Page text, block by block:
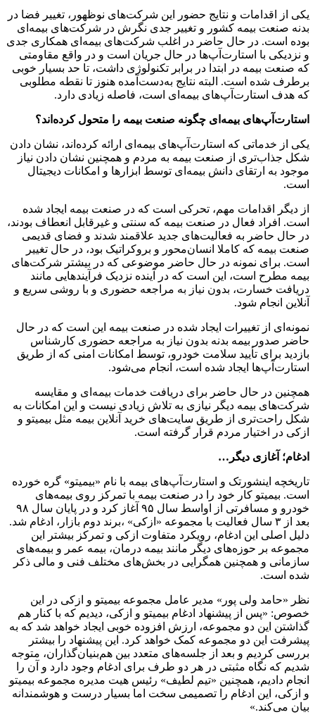
یکی از اقدامات و نتایج حضور این شرکت‌های نوظهور، تغییر فضا در
بدنه صنعت بیمه کشور و تغییر جدی نگرش در شرکت‌های بیمه‌ای
بوده است. در حال حاضر در اغلب شرکت‌های بیمه‌ای همکاری جدی
و نزدیکی با استارت‌آپ‌ها در حال جریان است و در واقع مقاومتی
که صنعت بیمه در ابتدا در برابر تکنولوژی داشت، تا حد بسیار خوبی
برطرف شده است. البته نتایج به‌دست‌آمده هنوز تا نقطه مطلوبی
که هدف استارت‌آپ‌های بیمه‌ای است، فاصله زیادی دارد.
استارت‌آپ‌های بیمه‌ای چگونه صنعت بیمه را متحول کرده‌اند؟
یکی از خدماتی که استارت‌آپ‌های بیمه‌ای ارائه کرده‌اند، نشان دادن
شکل جذاب‌تری از صنعت بیمه به مردم و همچنین نشان دادن نیاز
موجود به ارتقای دانش بیمه‌ای توسط ابزارها و امکانات دیجیتال
است.
از دیگر اقدامات مهم، تحرکی است که در صنعت بیمه ایجاد شده
است. افراد فعال در صنعت بیمه که سنتی و غیرقابل ‌انعطاف بودند،
در حال حاضر به فعالیت‌های جدید علاقمند شدند و فضای قدیمی
صنعت بیمه که کاملا انسان‌محور و بروکراتیک بود، در حال تغییر
است. برای نمونه در حال حاضر موضوعی که در بیشتر شرکت‌های
بیمه مطرح است، این است که در آینده نزدیک فرآیندهایی مانند
دریافت خسارت، بدون نیاز به مراجعه حضوری و با روشی سریع و
آنلاین انجام شود.
نمونه‌ای از تغییرات ایجاد شده در صنعت بیمه این است که در حال
حاضر صدور بیمه بدنه بدون نیاز به مراجعه حضوری کارشناس
بازدید برای تأیید سلامت خودرو، توسط امکانات امنی که از طریق
استارت‌آپ‌ها ایجاد شده است، انجام می‌شود.
همچنین در حال حاضر برای دریافت خدمات بیمه‌ای و مقایسه
شرکت‌های بیمه دیگر نیازی به تلاش زیادی نیست و این امکانات به
شکل راحت‌تری از طریق سایت‌های خرید آنلاین بیمه مثل بیمیتو و
ازکی در اختیار مردم قرار گرفته است.
ادغام؛ آغازی دیگر…
تاریخچه اینشورتک و استارت‌آپ‌های بیمه با نام «بیمیتو» گره خورده
است. بیمیتو کار خود را در صنعت بیمه با تمرکز روی بیمه‌های
خودرو و مسافرتی از اواسط سال ۹۵ آغاز کرد و در پایان سال ۹۸
بعد از ۳ سال فعالیت با مجموعه «ازکی» ،برند دوم بازار، ادغام شد.
دلیل اصلی این ادغام، رویکرد متفاوت ازکی و تمرکز بیشتر این
مجموعه بر حوزه‌های دیگر مانند بیمه درمان، بیمه عمر و بیمه‌های
سازمانی و همچنین همگرایی در بخش‌های مختلف فنی و مالی ذکر
شده است.
نظر «حامد ولی پور» مدیر عامل مجموعه بیمیتو و ازکی در این
خصوص: «پس از پیشنهاد ادغام بیمیتو و ازکی، دیدیم که با کنار هم
گذاشتن این دو مجموعه، ارزش افزوده خوبی ایجاد خواهد شد که به
پیشرفت این دو مجموعه کمک خواهد کرد. این پیشنهاد را بیشتر
بررسی کردیم و بعد از جلسه‌های متعدد بین هم‌بنیان‌گذاران، متوجه
شدیم که نگاه مثبتی در هر دو طرف برای ادغام وجود دارد و آن را
انجام دادیم، همچنین «تیم لطیف» رئیس هیت مدیره مجموعه بیمیتو
و ازکی، این ادغام را تصمیمی سخت اما بسیار درست و هوشمندانه
بیان می‌کند.»